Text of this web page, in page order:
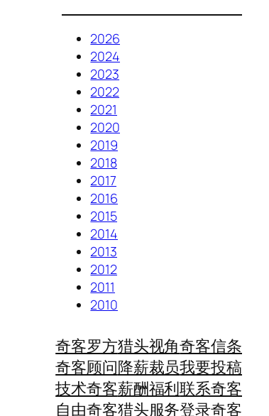
2026
2024
2023
2022
2021
2020
2019
2018
2017
2016
2015
2014
2013
2012
2011
2010
奇客罗方
奇客顾问
技术奇客
自由奇客
猎头视角
降薪裁员
薪酬福利
猎头服务
奇客信条
我要投稿
联系奇客
登录奇客